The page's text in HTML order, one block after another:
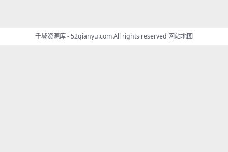
千域资源库 - 52qianyu.com All rights reserved 网站地图